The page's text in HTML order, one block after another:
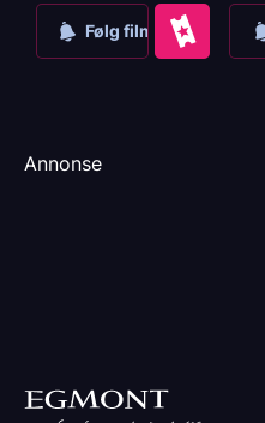
Følg film
Kjøp
Annonse